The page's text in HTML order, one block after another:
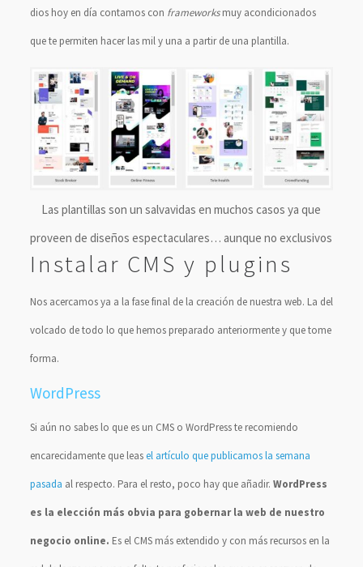
dios hoy en día contamos con frameworksmuy acondicionados
que te permiten hacer las mil y una a partir de una plantilla.
Las plantillas son un salvavidas en muchos casos ya que
proveen de diseños espectaculares… aunque no exclusivos
Instalar CMS y plugins
Nos acercamos ya a la fase final de la creación de nuestra web. La del
volcado de todo lo que hemos preparado anteriormente y que tome
forma.
WordPress
Si aún no sabes lo que es un CMS o WordPress te recomiendo
encarecidamente que leasel artículo que publicamos la semana
pasada al respecto. Para el resto, poco hay que añadir. WordPress
es la elección más obvia para gobernar la web de nuestro
negocio online. Es el CMS más extendido y con más recursos en la